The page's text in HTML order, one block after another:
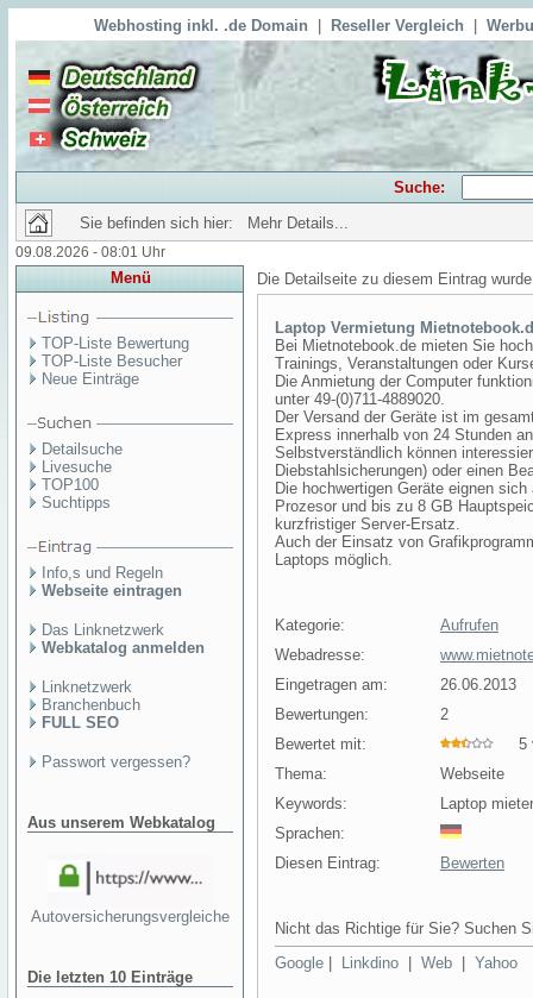
Webhosting inkl. .de Domain Reseller Vergleich
Suche:
Sie befinden sich hier: Mehr Details...
09.08.2026 - 08:01 Uhr
Menü
TOP-Liste Bewertung
TOP-Liste Besucher
Neue Einträge
Detailsuche
Livesuche
TOP100
Suchtipps
Info,s und Regeln
Webseite eintragen
Das Linknetzwerk
Webkatalog anmelden
Linknetzwerk
Branchenbuch
FULL SEO
Passwort vergessen?
Aus unserem Webkatalog
Autoversicherungsvergleiche
Die letzten 10 Einträge
Die Detailseite zu diesem Eintrag
Laptop Vermietung
Bei Mietnotebook.de mieten Sie
Trainings, Veranstaltungen oder
Die Anmietung der Computer
unter 49-(0)711-4889020.
Der Versand der Geräte ist im
Express innerhalb von 24 Stunden
Selbstverständlich können
Diebstahlsicherungen) oder einen
Die hochwertigen Geräte eignen
Prozesor und bis zu 8 GB
kurzfristiger Server-Ersatz.
Auch der Einsatz von
Laptops möglich.
Kategorie:
Aufrufen
Webadresse:
Eingetragen am:
26.06.2013
Bewertungen:
2
Bewertet mit:
5
Thema:
Webseite
Keywords:
Laptop
Sprachen:
Diesen Eintrag:
Bewerten
Nicht das Richtige für Sie? Suchen
Google
Linkdino Web Yahoo